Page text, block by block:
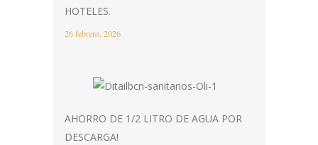
HOTELES.
26 febrero, 2026
AHORRO DE 1/2 LITRO DE AGUA POR
DESCARGA!